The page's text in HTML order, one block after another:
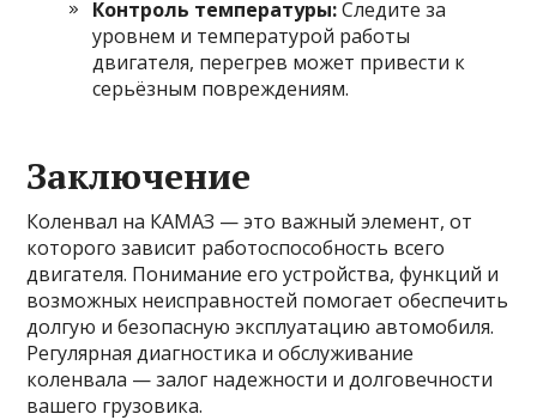
Контроль температуры:Следите за
уровнем и температурой работы
двигателя, перегрев может привести к
серьёзным повреждениям.
Заключение
Коленвал на КАМАЗ — это важный элемент, от
которого зависит работоспособность всего
двигателя. Понимание его устройства, функций и
возможных неисправностей помогает обеспечить
долгую и безопасную эксплуатацию автомобиля.
Регулярная диагностика и обслуживание
коленвала — залог надежности и долговечности
вашего грузовика.